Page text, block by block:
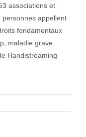
associations et
personnes appellent
fondamentaux
maladie grave
Handistreaming